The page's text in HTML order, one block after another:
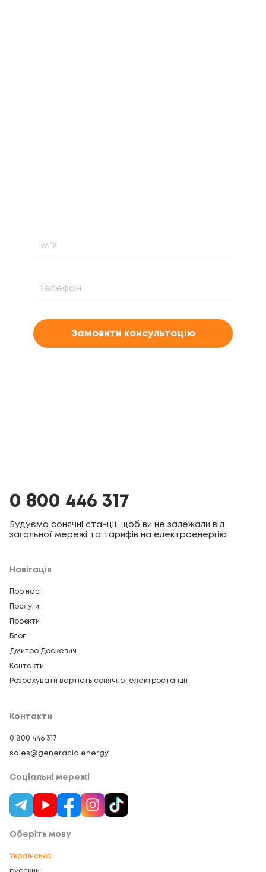
Замовити консультацію
0 800 446 317
Будуємо сонячні станції, щоб ви не залежали від
загальної мережі та тарифів на електроенергію
Навігація
Про нас
Послуги
Проєкти
Блог
Дмитро Доскевич
Контакти
Розрахувати вартість сонячної електростанції
Контакти
0 800 446 317
sales@generacia.energy
Соціальні мережі
Оберіть мову
Українська